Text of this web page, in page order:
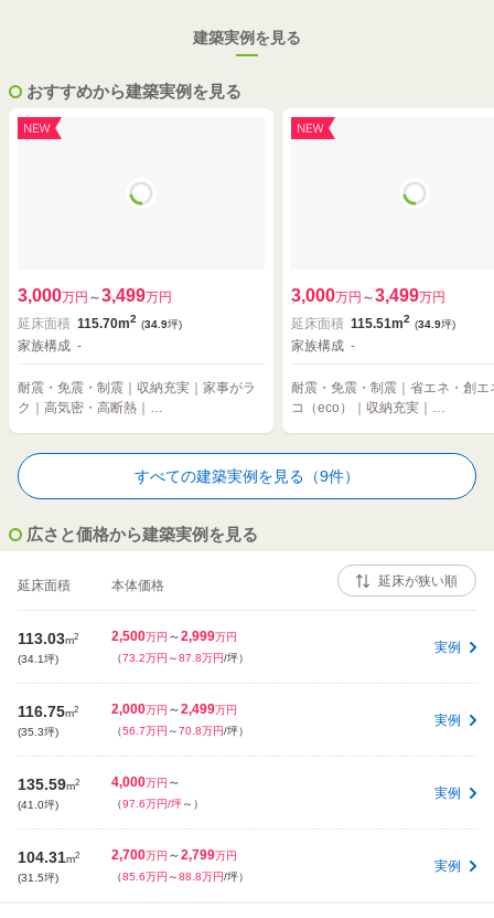
建築実例を見る
おすすめから建築実例を見る
3,000万円 ～3,499万円
延床面積 115.70m2 (34.9坪)
家族構成 -
耐震・免震・制震｜収納充実｜家事がラ
ク｜高気密・高断熱｜…
3,000万円 ～3,499万円
延床面積 115.51m2 (34.9坪)
家族構成 -
耐震・免震・制震｜省エネ・創エ
コ（eco）｜収納充実｜…
すべての建築実例を見る（9件）
広さと価格から建築実例を見る
延床面積 本体価格
113.03m2
(34.1坪)
2,500万円 ～2,999万円
（73.2万円 ～87.8万円/坪）
実例
116.75m2
(35.3坪)
2,000万円 ～2,499万円
（56.7万円 ～70.8万円/坪）
実例
135.59m2
(41.0坪)
4,000万円 ～
（97.6万円/坪～ ）
実例
104.31m2
(31.5坪)
2,700万円 ～2,799万円
（85.6万円 ～88.8万円/坪）
実例